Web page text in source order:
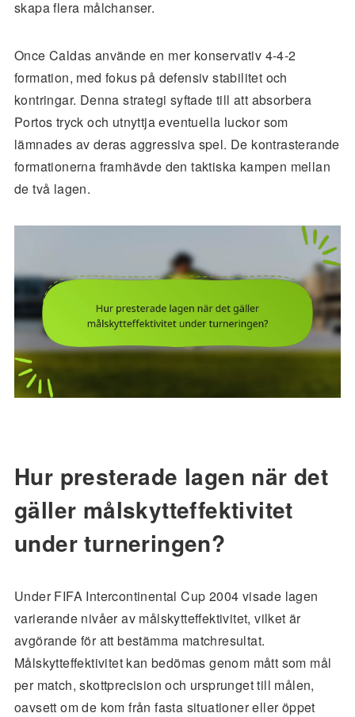
skapa flera målchanser.
Once Caldas använde en mer konservativ 4-4-2
formation, med fokus på defensiv stabilitet och
kontringar. Denna strategi syftade till att absorbera
Portos tryck och utnyttja eventuella luckor som
lämnades av deras aggressiva spel. De kontrasterande
formationerna framhävde den taktiska kampen mellan
de två lagen.
Hur presterade lagen när det
gäller målskytteffektivitet
under turneringen?
Under FIFA Intercontinental Cup 2004 visade lagen
varierande nivåer av målskytteffektivitet, vilket är
avgörande för att bestämma matchresultat.
Målskytteffektivitet kan bedömas genom mått som mål
per match, skottprecision och ursprunget till målen,
oavsett om de kom från fasta situationer eller öppet